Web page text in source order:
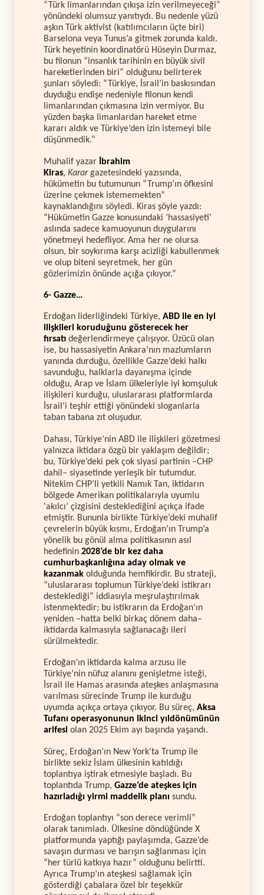
“Türk limanlarından çıkışa izin verilmeyeceği”
yönündeki olumsuz yanıtıydı. Bu nedenle yüzü
aşkın Türk aktivist (katılımcıların üçte biri)
Barselona veya Tunus’a gitmek zorunda kaldı.
Türk heyetinin koordinatörü Hüseyin Durmaz,
bu filonun “insanlık tarihinin en büyük sivil
hareketlerinden biri” olduğunu belirterek
şunları söyledi: “Türkiye, İsrail’in baskısından
duyduğu endişe nedeniyle filonun kendi
limanlarından çıkmasına izin vermiyor. Bu
yüzden başka limanlardan hareket etme
kararı aldık ve Türkiye’den izin istemeyi bile
düşünmedik.”
Muhalif yazar
İbrahim
Kiras, Karargazetesindeki yazısında,
hükümetin bu tutumunun “Trump’ın öfkesini
üzerine çekmek istememekten”
kaynaklandığını söyledi. Kiras şöyle yazdı:
“Hükümetin Gazze konusundaki ‘hassasiyeti’
aslında sadece kamuoyunun duygularını
yönetmeyi hedefliyor. Ama her ne olursa
olsun, bir soykırıma karşı acizliği kabullenmek
ve olup biteni seyretmek, her gün
gözlerimizin önünde açığa çıkıyor.”
6- Gazze…
Erdoğan liderliğindeki Türkiye, ABD ile en iyi
ilişkileri koruduğunu gösterecek her
fırsatı değerlendirmeye çalışıyor. Üzücü olan
ise, bu hassasiyetin Ankara’nın mazlumların
yanında durduğu, özellikle Gazze’deki halkı
savunduğu, halklarla dayanışma içinde
olduğu, Arap ve İslam ülkeleriyle iyi komşuluk
ilişkileri kurduğu, uluslararası platformlarda
İsrail’i teşhir ettiği yönündeki sloganlarla
taban tabana zıt oluşudur.
Dahası, Türkiye’nin ABD ile ilişkileri gözetmesi
yalnızca iktidara özgü bir yaklaşım değildir;
bu, Türkiye’deki pek çok siyasi partinin –CHP
dahil– siyasetinde yerleşik bir tutumdur.
Nitekim CHP’li yetkili Namık Tan, iktidarın
bölgede Amerikan politikalarıyla uyumlu
'akılcı’ çizgisini desteklediğini açıkça ifade
etmiştir. Bununla birlikte Türkiye’deki muhalif
çevrelerin büyük kısmı, Erdoğan’ın Trump’a
yönelik bu gönül alma politikasının asıl
hedefinin 2028’de bir kez daha
cumhurbaşkanlığına aday olmak ve
kazanmak olduğunda hemfikirdir. Bu strateji,
“uluslararası toplumun Türkiye’deki istikrarı
desteklediği” iddiasıyla meşrulaştırılmak
istenmektedir; bu istikrarın da Erdoğan’ın
yeniden –hatta belki birkaç dönem daha–
iktidarda kalmasıyla sağlanacağı ileri
sürülmektedir.
Erdoğan’ın iktidarda kalma arzusu ile
Türkiye’nin nüfuz alanını genişletme isteği,
İsrail ile Hamas arasında ateşkes anlaşmasına
varılması sürecinde Trump ile kurduğu
uyumda açıkça ortaya çıkıyor. Bu süreç, Aksa
Tufanı operasyonunun ikinci yıldönümünün
arifesi olan 2025 Ekim ayı başında yaşandı.
Süreç, Erdoğan’ın New York’ta Trump ile
birlikte sekiz İslam ülkesinin katıldığı
toplantıya iştirak etmesiyle başladı. Bu
toplantıda Trump, Gazze’de ateşkes için
hazırladığı yirmi maddelik planı sundu.
Erdoğan toplantıyı “son derece verimli”
olarak tanımladı. Ülkesine döndüğünde X
platformunda yaptığı paylaşımda, Gazze’de
savaşın durması ve barışın sağlanması için
“her türlü katkıya hazır” olduğunu belirtti.
Ayrıca Trump’ın ateşkesi sağlamak için
gösterdiği çabalara özel bir teşekkür